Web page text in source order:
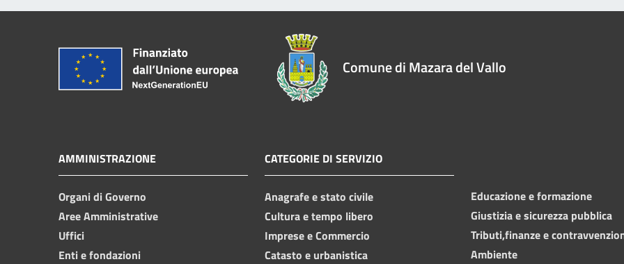
Comune di Mazara del Vallo
AMMINISTRAZIONE
Organi di Governo
Aree Amministrative
Uffici
Enti e fondazioni
CATEGORIE DI SERVIZIO
Anagrafe e stato civile
Cultura e tempo libero
Imprese e Commercio
Catasto e urbanistica
Educazione e formazione
Giustizia e sicurezza pubblica
Tributi,finanze e
Ambiente